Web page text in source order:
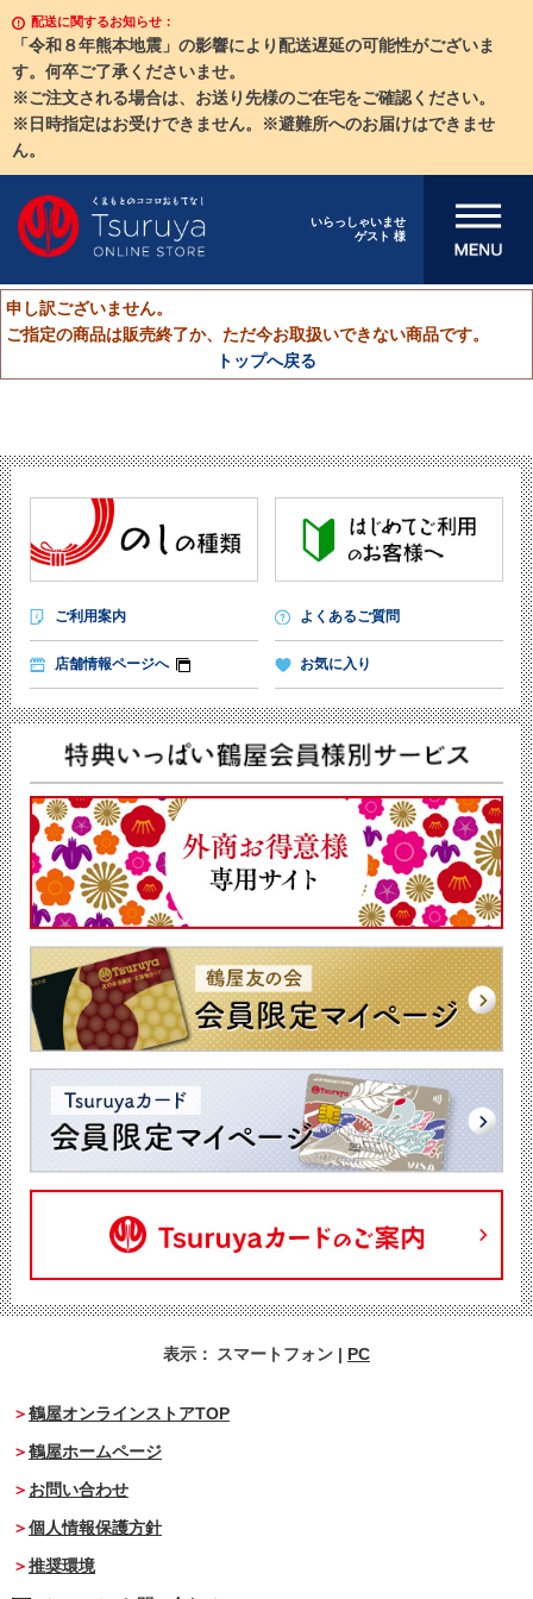
配送に関するお知らせ：
「令和８年熊本地震」の影響により配送遅延の可能性がございま
す。何卒ご了承くださいませ。
※ご注文される場合は、お送り先様のご在宅をご確認ください。
※日時指定はお受けできません。※避難所へのお届けはできませ
ん。
いらっしゃいませ
ゲスト 様
メニューを開
申し訳ございません。
ご指定の商品は販売終了か、ただ今お取扱いできない商品です。
トップへ戻る
ご利用案内 よくあるご質問
店舗情報ページへ お気に入り
表示： スマートフォン | PC
鶴屋オンラインストアTOP
鶴屋ホームページ
お問い合わせ
個人情報保護方針
推奨環境